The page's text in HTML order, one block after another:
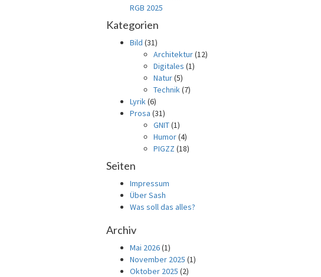
RGB 2025
Kategorien
Bild (31)
Architektur(12)
Digitales (1)
Natur(5)
Technik(7)
Lyrik(6)
Prosa (31)
GNIT(1)
Humor(4)
PIGZZ (18)
Seiten
Impressum
Über Sash
Was soll das alles?
Archiv
Mai 2026(1)
November 2025 (1)
Oktober 2025 (2)